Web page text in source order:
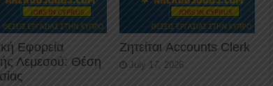
Εφορεία
Λεμεσού: Θέση
Ζητείται Accounts Clerk
July 17, 2026